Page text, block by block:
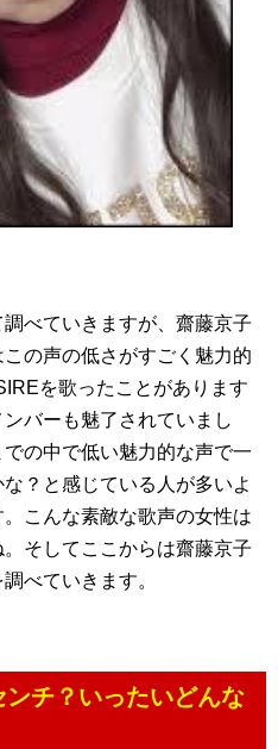
べていきますが、齋藤京子
の声の低さがすごく魅力的
を歌ったことがあります
バーも魅了されていまし
の中で低い魅力的な声で一
？と感じている人が多いよ
こんな素敵な歌声の女性は
そしてここからは齋藤京子
べていきます。
チ？いったいどんな